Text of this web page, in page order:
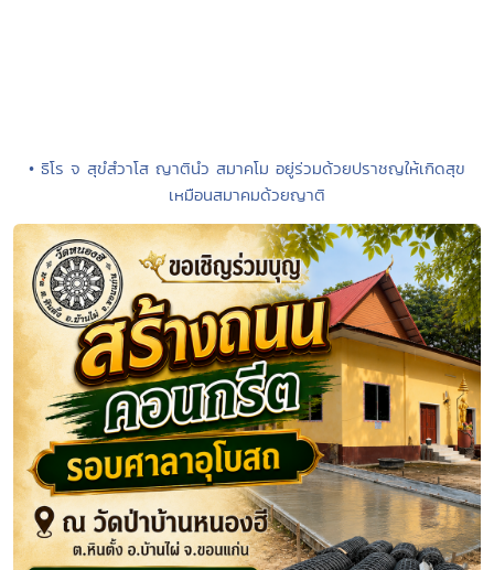
• ธิโร จ สุขํสํวาโส ญาตินํว สมาคโม อยู่ร่วมด้วยปราชญให้เกิดสุข
เหมือนสมาคมด้วยญาติ